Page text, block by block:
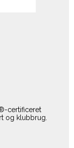
certificeret
og klubbrug.